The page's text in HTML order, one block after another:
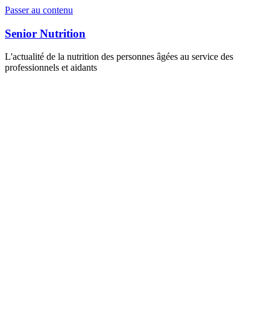
Passer au contenu
Senior Nutrition
L'actualité de la nutrition des personnes âgées au service des
professionnels et aidants